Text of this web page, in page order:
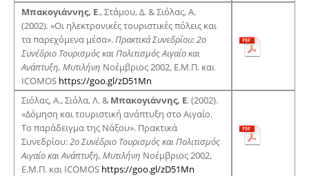
Μπακογιάννης, Ε., Στάμου, Δ. & Σιόλας, Α.
(2002). «Οι ηλεκτρονικές τουριστικές πόλεις και
τα παρεχόμενα μέσα».Πρακτικά Συνεδρίου: 2ο
Συνέδριο Τουρισμός και Πολιτισμός Αιγαίο και
Ανάπτυξη, Μυτιλήνη Νοέμβριος 2002, Ε.Μ.Π. και
ICOΜΟS https://goo.gl/zD51Mn
Σιόλας, Α., Σιόλα, Λ. & Μπακογιάννης, Ε. (2002).
«Δόμηση και τουριστική ανάπτυξη στο Αιγαίο.
Το παράδειγμα της Νάξου». Πρακτικά
Συνεδρίου:2ο Συνέδριο Τουρισμός και Πολιτισμός
Αιγαίο και Ανάπτυξη, Μυτιλήνη Νοέμβριος 2002,
Ε.Μ.Π. και ICOΜΟS https://goo.gl/zD51Mn